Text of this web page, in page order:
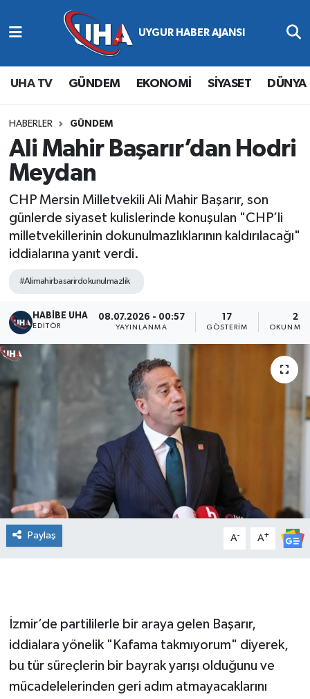
UHA TV GÜNDEM EKONOMİ SİYASET DÜNYA
HABERLER GÜNDEM
Ali Mahir Başarır’dan Hodri
Meydan
CHP Mersin Milletvekili Ali Mahir Başarır, son
günlerde siyaset kulislerinde konuşulan "CHP’li
milletvekillerinin dokunulmazlıklarının kaldırılacağı"
iddialarına yanıt verdi.
#Alimahirbasarirdokunulmazlik
HABİBE UHA
EDITÖR
08.07.2026 - 00:57
YAYINLANMA
17
GÖSTERIM
2
OKUNMA
Paylaş A- A+
İzmir’de partililerle bir araya gelen Başarır,
iddialara yönelik "Kafama takmıyorum" diyerek,
bu tür süreçlerin bir bayrak yarışı olduğunu ve
mücadelelerinden geri adım atmayacaklarını
Abone Ol
Gündem
Ekonomi
Magazin
Siyaset
Spor
Yaşam
Nöbetçi Eczaneler
Hava Durumu
Namaz Vakitleri
Trafik Durumu
Süper Lig Puan Durumu ve Fikstür
Tüm Manşetler
Son Dakika Haberleri